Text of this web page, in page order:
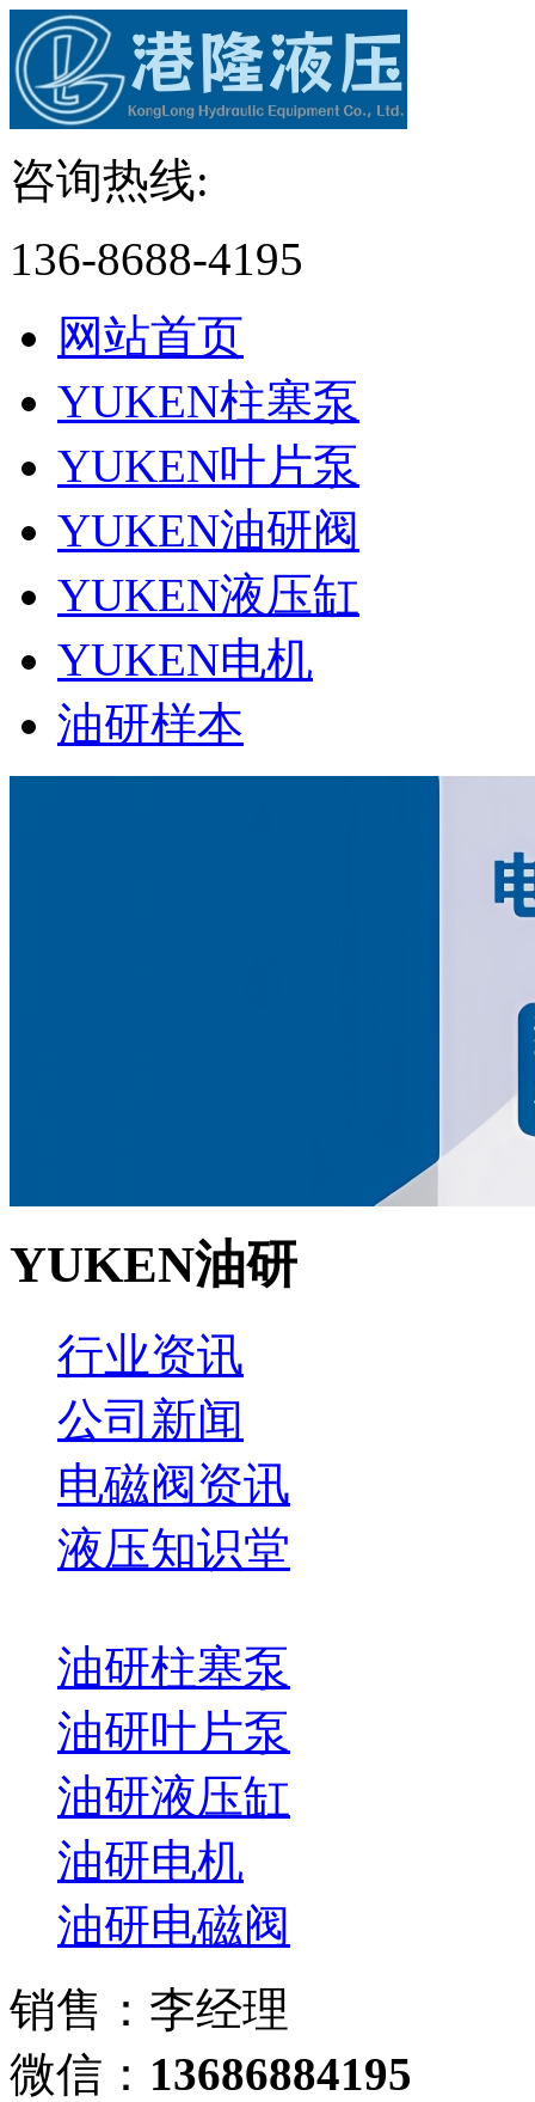
咨询热线:
136-8688-4195
网站首页
YUKEN柱塞泵
YUKEN叶片泵
YUKEN油研阀
YUKEN液压缸
YUKEN电机
油研样本
YUKEN油研
行业资讯
公司新闻
电磁阀资讯
液压知识堂
油研柱塞泵
油研叶片泵
油研液压缸
油研电机
油研电磁阀
销售：李经理
微信： 13686884195